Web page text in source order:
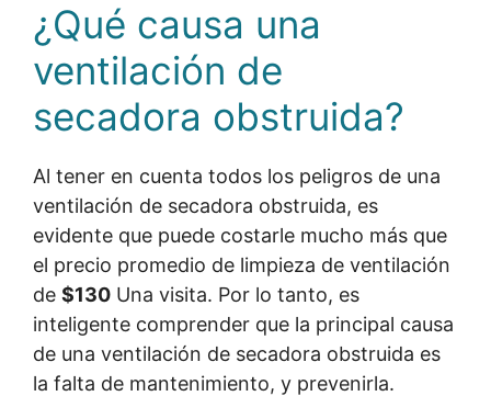
¿Qué causa una
ventilación de
secadora obstruida?
Al tener en cuenta todos los peligros de una
ventilación de secadora obstruida, es
evidente que puede costarle mucho más que
el precio promedio de limpieza de ventilación
de $130 Una visita. Por lo tanto, es
inteligente comprender que la principal causa
de una ventilación de secadora obstruida es
la falta de mantenimiento, y prevenirla.